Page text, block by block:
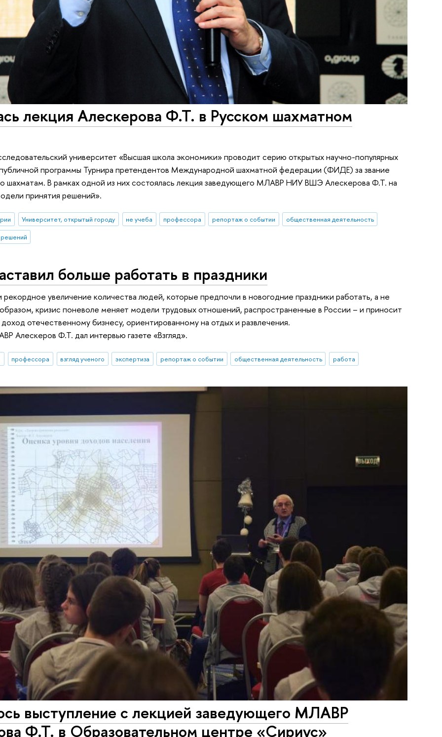
лекция Алескерова Ф.Т. в Русском шахматном
университет «Высшая школа экономики» проводит серию открытых научно-популярных
программы Турнира претендентов Международной шахматной федерации (ФИДЕ) за звание
шахматам. В рамках одной из них состоялась лекция заведующего МЛАВР НИУ ВШЭ Алескерова Ф.Т. на
принятия решений».
Университет, открытый городу не учеба профессора репортаж о событии
общественная деятельность
больше работать в праздники
увеличение количества людей, которые предпочли в новогодние праздники работать, а не
кризис поневоле меняет модели трудовых отношений, распространенные в России – и приносит
отечественному бизнесу, ориентированному на отдых и развлечения.
Алескеров Ф.Т. дал интервью газете «Взгляд».
профессора взгляд ученого экспертиза репортаж о событии общественная деятельность работа
выступление с лекцией заведующего МЛАВР
Ф.Т. в Образовательном центре «Сириус»